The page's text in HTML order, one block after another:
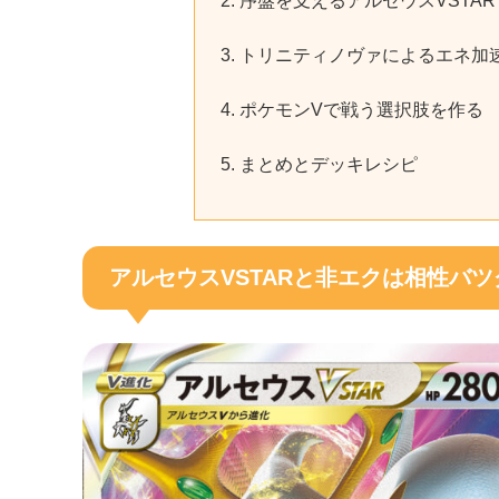
トリニティノヴァによるエネ加
ポケモンVで戦う選択肢を作る
まとめとデッキレシピ
アルセウスVSTARと非エクは相性バツ